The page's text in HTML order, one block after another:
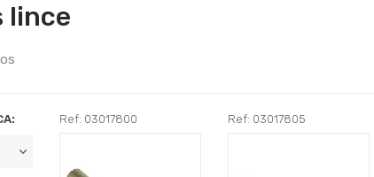
lince
Ref: 03017800 Ref: 03017805